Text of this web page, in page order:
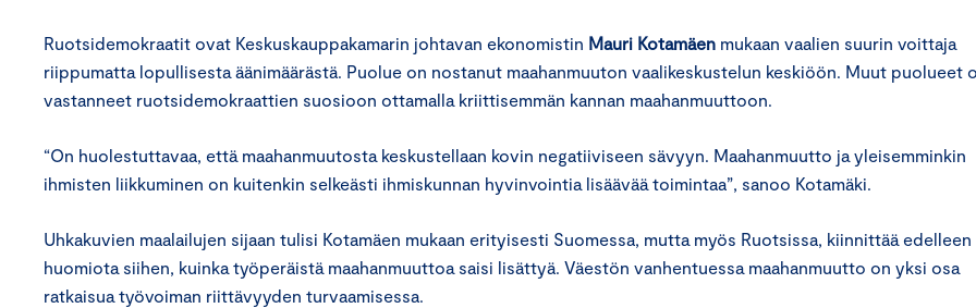
Ruotsidemokraatit ovat Keskuskauppakamarin johtavan ekonomistin Mauri Kotamäen mukaan vaalien suurin voittaja
riippumatta lopullisesta äänimäärästä. Puolue on nostanut maahanmuuton vaalikeskustelun keskiöön. Muut puolueet
vastanneet ruotsidemokraattien suosioon ottamalla kriittisemmän kannan maahanmuuttoon.
“On huolestuttavaa, että maahanmuutosta keskustellaan kovin negatiiviseen sävyyn. Maahanmuutto ja yleisemminkin
ihmisten liikkuminen on kuitenkin selkeästi ihmiskunnan hyvinvointia lisäävää toimintaa”, sanoo Kotamäki.
Uhkakuvien maalailujen sijaan tulisi Kotamäen mukaan erityisesti Suomessa, mutta myös Ruotsissa, kiinnittää edelleen
huomiota siihen, kuinka työperäistä maahanmuuttoa saisi lisättyä. Väestön vanhentuessa maahanmuutto on yksi osa
ratkaisua työvoiman riittävyyden turvaamisessa.